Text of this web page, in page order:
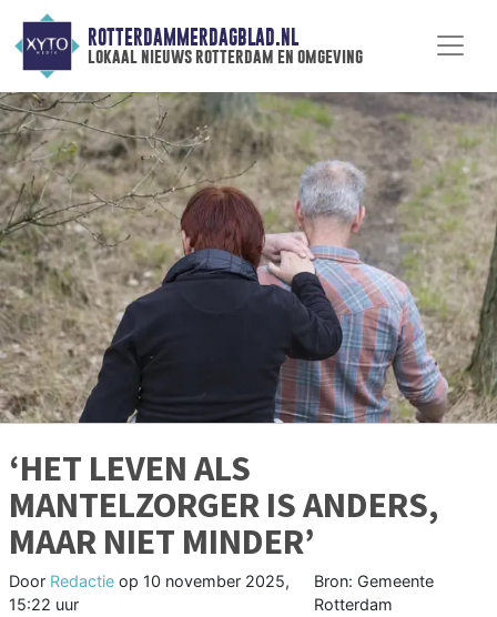
ROTTERDAMMERDAGBLAD.NL
lokaal nieuws rotterdam en omgeving
‘HET LEVEN ALS
MANTELZORGER IS ANDERS,
MAAR NIET MINDER’
Door Redactie op 10 november 2025,
15:22 uur
Bron: Gemeente
Rotterdam